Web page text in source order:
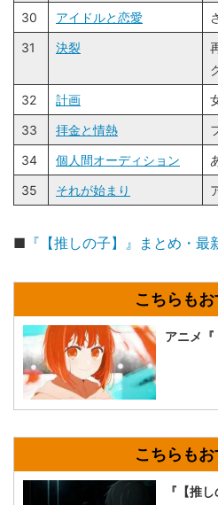
30
アイドルと恋愛
31
決裂
32
計画
33
拝金と情熱
34
個人間オーディション
35
それが始まり
■ 『【推しの子】』まとめ・最
アニメ
『【推